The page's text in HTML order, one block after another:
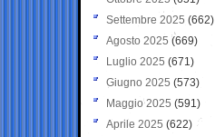
Settembre 2025 (662)
Agosto 2025 (669)
Luglio 2025 (671)
Giugno 2025 (573)
Maggio 2025 (591)
Aprile 2025 (622)